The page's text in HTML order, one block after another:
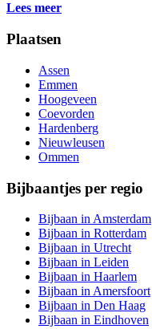
Lees meer
Plaatsen
Assen
Emmen
Hoogeveen
Coevorden
Hardenberg
Nieuwleusen
Ommen
Bijbaantjes per regio
Bijbaan in Amsterdam
Bijbaan in Rotterdam
Bijbaan in Utrecht
Bijbaan in Leiden
Bijbaan in Haarlem
Bijbaan in Amersfoort
Bijbaan in Den Haag
Bijbaan in Eindhoven